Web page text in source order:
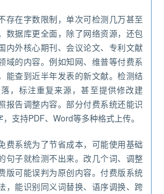
存在字数限制，单次可检测几万甚至
数据库更全面，除了网络资源，还包
内外核心期刊、会议论文、专利文献
域的内容。例如知网、维普等付费系
能查到近半年发表的新文献。检测结
，标注重复来源，甚至提供修改建
报告调整内容。部分付费系统还能识
支持PDF、Word等多种格式上传。
费系统为了节省成本，可能使用基础
句子就检测不出来。改几个词、调整
版可能误判为原创内容。付费版系统
，能识别同义词替换、语序调换、跨